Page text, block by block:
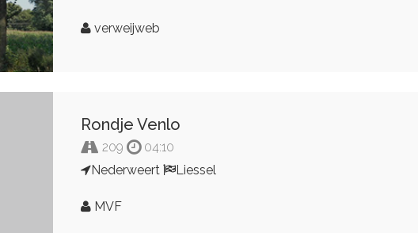
verweijweb
Rondje Venlo
209
04:10
Nederweert
Liessel
MVF